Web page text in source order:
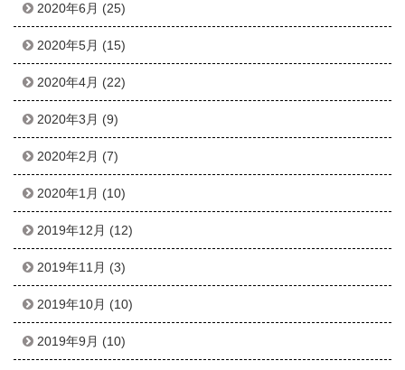
2020年6月 (25)
2020年5月 (15)
2020年4月 (22)
2020年3月 (9)
2020年2月 (7)
2020年1月 (10)
2019年12月 (12)
2019年11月 (3)
2019年10月 (10)
2019年9月 (10)